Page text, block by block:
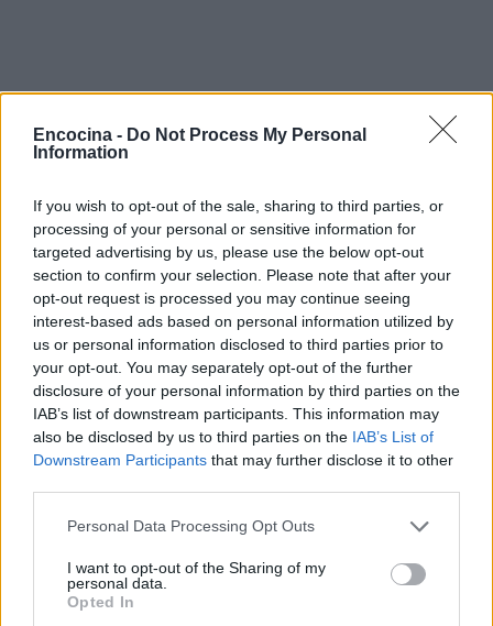
Encocina - Do Not Process My Personal
Information
If you wish to opt-out of the sale, sharing to third parties, or
processing of your personal or sensitive information for
targeted advertising by us, please use the below opt-out
section to confirm your selection. Please note that after your
opt-out request is processed you may continue seeing
interest-based ads based on personal information utilized by
us or personal information disclosed to third parties prior to
your opt-out. You may separately opt-out of the further
disclosure of your personal information by third parties on the
IAB’s list of downstream participants. This information may
also be disclosed by us to third parties on the IAB’s List of
Downstream Participants that may further disclose it to other
Please note that this website/app uses one or more Google
not limited to your visit or usage behaviour. You may click to
grant or deny consent to Google and its third-party tags to
use your data for below specified purposes in below Google
Personal Data Processing Opt Outs
I want to opt-out of the Sharing of my
personal data.
Opted In
Sigue leyendo
PESCADOS Y MARISCOS